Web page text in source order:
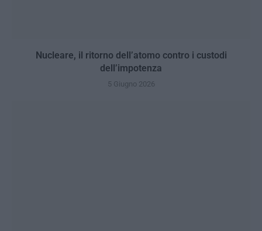
Nucleare, il ritorno dell’atomo contro i custodi
dell’impotenza
5 Giugno 2026